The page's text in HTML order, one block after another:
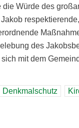
die Würde des
des
mit dem
Denkmalschutz